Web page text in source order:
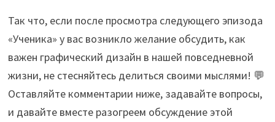
Так что, если после просмотра следующего эпизода
«Ученика» у вас возникло желание обсудить, как
важен графический дизайн в нашей повседневной
жизни, не стесняйтесь делиться своими мыслями! 💬
Оставляйте комментарии ниже, задавайте вопросы,
и давайте вместе разогреем обсуждение этой